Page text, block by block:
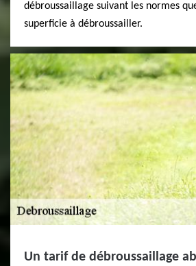
débroussaillage suivant les normes
superficie à débroussailler.
Un tarif de débroussaillage